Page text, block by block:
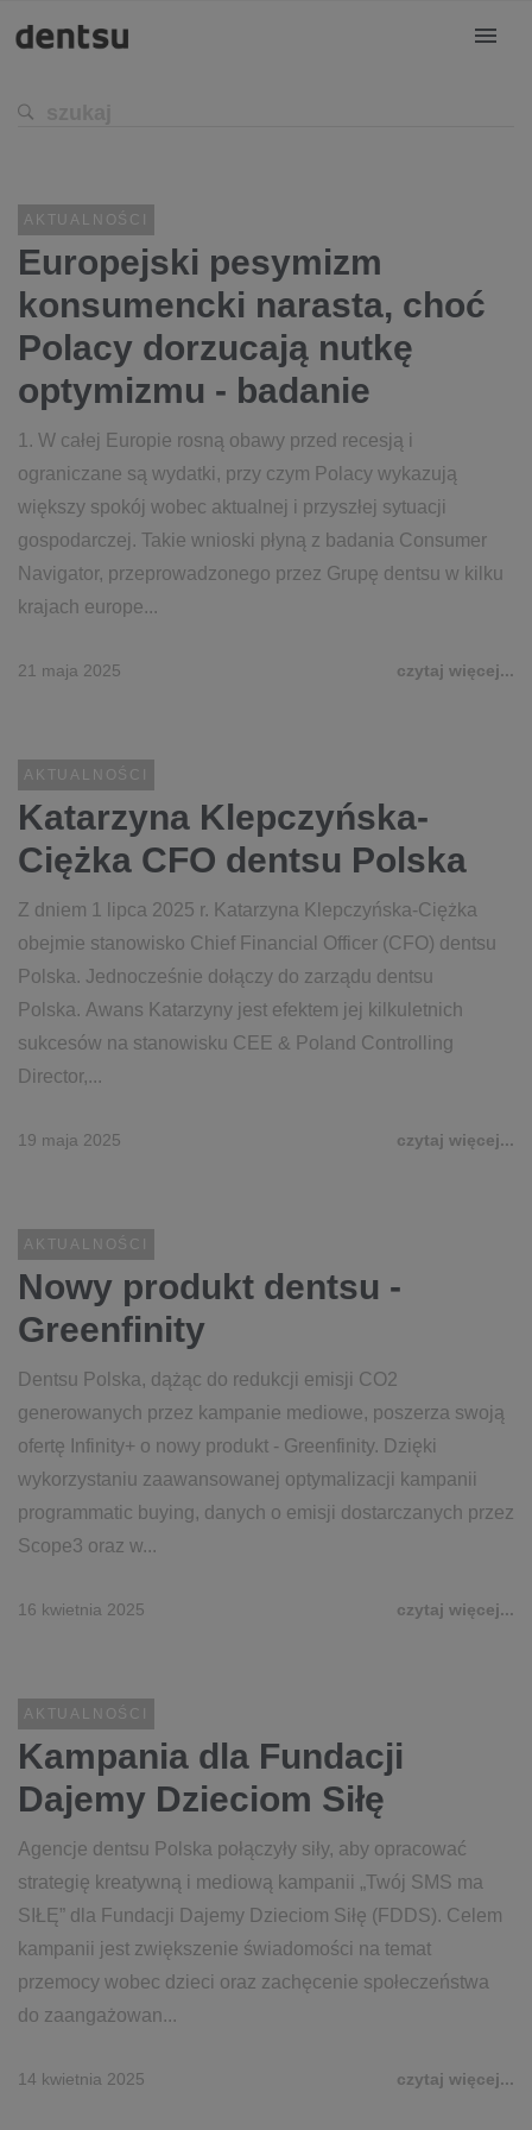
AKTUALNOŚCI
Europejski pesymizm
konsumencki narasta, choć
Polacy dorzucają nutkę
optymizmu - badanie
1. W całej Europie rosną obawy przed recesją i
ograniczane są wydatki, przy czym Polacy wykazują
większy spokój wobec aktualnej i przyszłej sytuacji
gospodarczej. Takie wnioski płyną z badania Consumer
Navigator, przeprowadzonego przez Grupę dentsu w kilku
krajach europe...
21 maja 2025 czytaj więcej...
AKTUALNOŚCI
Katarzyna Klepczyńska-
Ciężka CFO dentsu Polska
Z dniem 1 lipca 2025 r. Katarzyna Klepczyńska-Ciężka
obejmie stanowisko Chief Financial Officer (CFO) dentsu
Polska. Jednocześnie dołączy do zarządu dentsu
Polska. Awans Katarzyny jest efektem jej kilkuletnich
sukcesów na stanowisku CEE & Poland Controlling
Director,...
19 maja 2025 czytaj więcej...
AKTUALNOŚCI
​Nowy produkt dentsu -
Greenfinity
Dentsu Polska, dążąc do redukcji emisji CO2
generowanych przez kampanie mediowe, poszerza swoją
ofertę Infinity+ o nowy produkt - Greenfinity. Dzięki
wykorzystaniu zaawansowanej optymalizacji kampanii
programmatic buying, danych o emisji dostarczanych przez
Scope3 oraz w...
16 kwietnia 2025 czytaj więcej...
AKTUALNOŚCI
Kampania dla Fundacji
Dajemy Dzieciom Siłę
Agencje dentsu Polska połączyły siły, aby opracować
strategię kreatywną i mediową kampanii „Twój SMS ma
SIŁĘ” dla Fundacji Dajemy Dzieciom Siłę (FDDS). Celem
kampanii jest zwiększenie świadomości na temat
przemocy wobec dzieci oraz zachęcenie społeczeństwa
do zaangażowan...
14 kwietnia 2025 czytaj więcej...